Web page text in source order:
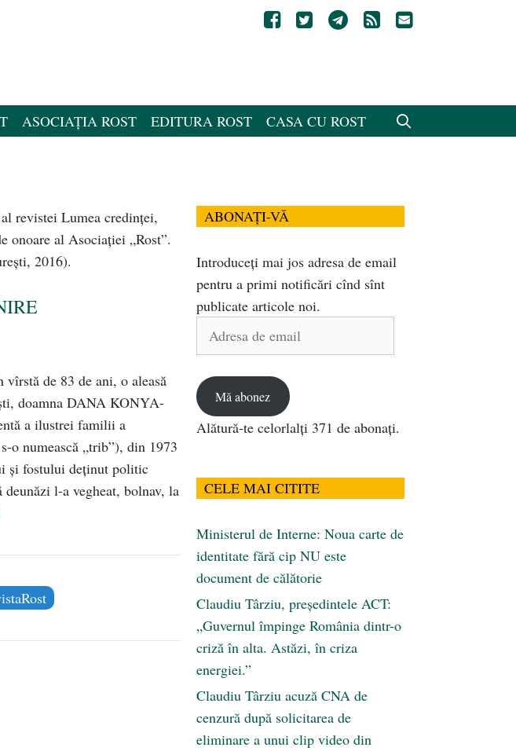
ASOCIAȚIA ROST EDITURA ROST CASA CU ROST
revistei Lumea credinţei,
al Asociaţiei „Rost”.
2016).
de 83 de ani, o aleasă
doamna DANA KONYA-
a ilustrei familii a
o numească „trib”), din 1973
și fostului deținut politic
l-a vegheat, bolnav, la
ABONAȚI-VĂ
Introduceți mai jos adresa de email
pentru a primi notificări cînd sînt
publicate articole noi.
Adresa
Mă abonez
Alătură-te celorlalți 371 de abonați.
CELE MAI CITITE
Ministerul de Interne: Noua carte de
identitate fără cip NU este
document de călătorie
Claudiu Târziu, președintele ACT:
„Guvernul împinge România dintr-o
criză în alta. Astăzi, în criza
energiei.”
Claudiu Târziu acuză CNA de
cenzură după solicitarea de
eliminare a unui clip video din